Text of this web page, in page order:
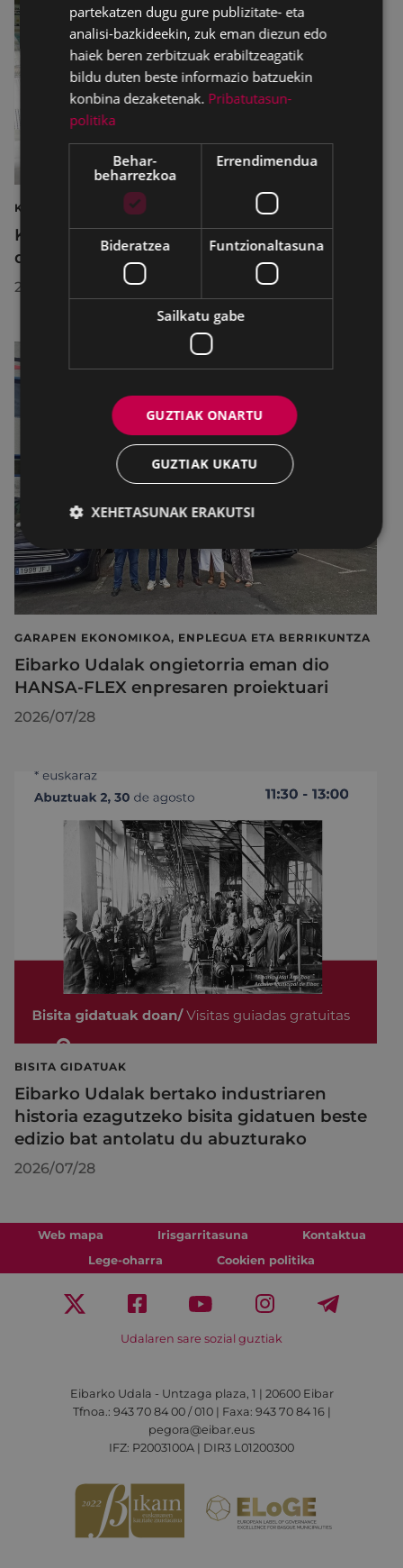
KIROLAK
Kirol-instalazioetako ordutegiak egokitu
dira abuztuan, hobekuntza-lanak egiteko
2026/07/29
GARAPEN EKONOMIKOA, ENPLEGUA ETA BERRIKUNTZA
Eibarko Udalak ongietorria eman dio
HANSA-FLEX enpresaren proiektuari
2026/07/28
BISITA GIDATUAK
Eibarko Udalak bertako industriaren
historia ezagutzeko bisita gidatuen beste
edizio bat antolatu du abuzturako
2026/07/28
Web mapa Irisgarritasuna
Kontaktua
Lege-oharra
Cookien politika
Udalaren sare sozial guztiak
Eibarko Udala - Untzaga plaza, 1 | 20600 Eibar
Tfnoa.: 943 70 84 00 / 010 | Faxa: 943 70 84 16 |
pegora@eibar.eus
IFZ: P2003100A | DIR3 L01200300
partekatzen dugu gure publizitate- eta
analisi-bazkideekin, zuk eman diezun edo
haiek beren zerbitzuak erabiltzeagatik
bildu duten beste informazio batzuekin
konbina dezaketenak. Pribatutasun-
politika
Behar-
beharrezkoa
Errendimendua
Bideratzea Funtzionaltasuna
Sailkatu gabe
GUZTIAK ONARTU
GUZTIAK UKATU
XEHETASUNAK ERAKUTSI